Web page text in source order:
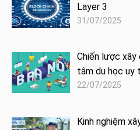
Layer 3
31/07/2025
Chiến lược
tâm du học uy
22/07/2025
Kinh nghiệm